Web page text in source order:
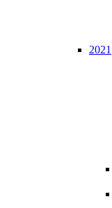
2021